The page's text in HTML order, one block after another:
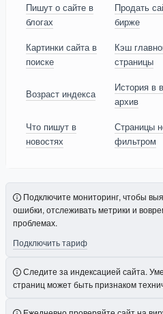
Пишут о сайте в
блогах
Продать
бирже
Картинки сайта в
поиске
Кэш
страницы
Возраст индекса
История в
архив
Что пишут в
новостях
Страницы
фильтром
Подключите мониторинг, чтобы
ошибки, отслеживать метрики и
проблемах.
Подключить тариф
Следите за индексацией сайта.
страниц может быть признаком